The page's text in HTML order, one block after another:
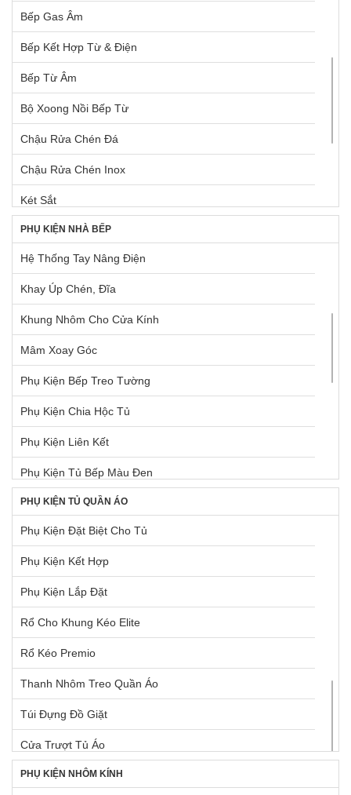
Bếp Gas Âm
Bếp Kết Hợp Từ & Điện
Bếp Từ Âm
Bộ Xoong Nồi Bếp Từ
Chậu Rửa Chén Đá
Chậu Rửa Chén Inox
Két Sắt
Lò Nướng Âm Tủ
Lò Nướng Ngoài Trời
Máy Giặt & Máy Sấy
Máy Hút Mùi Âm Tủ
Máy Hút Mùi Gắn Tường
Máy Pha Cà Phê
Máy Rửa Chén
Máy Xay, Máy Ép Trái Cây
Phụ Kiện Chậu + Máy Hút Mùi
Tủ Lạnh
Vòi Rửa Chén Đá
Vòi Rửa Chén Kim Loại
TỦ LẠNH BOSCH
PHỤ KIỆN NHÀ BẾP
Hệ Thống Tay Nâng Điện
Khay Úp Chén, Đĩa
Khung Nhôm Cho Cửa Kính
Mâm Xoay Góc
Phụ Kiện Bếp Treo Tường
Phụ Kiện Chia Hộc Tủ
Phụ Kiện Liên Kết
Phụ Kiện Tủ Bếp Màu Đen
Pittong Đẩy Cánh Tủ
Ray Hộp Bên Trong Tủ Dưới
Ray Hộp Cho Mặt Hộc Tủ
Ray Hộp Cho Ngăn Kéo Góc
Ray Hộp Dưới Chậu Rửa
Ray Hộp Hafele
Ray Trượt Điện Tự Động
Rổ Chứa Dụng Cụ Vệ Sinh
Rổ Kéo Dùng Cho Tủ Cao
Rổ Kéo Dùng Cho Tủ Dưới
PHỤ KIỆN TỦ QUẦN ÁO
Phụ Kiện Đặt Biệt Cho Tủ
Phụ Kiện Kết Hợp
Phụ Kiện Lắp Đặt
Rổ Cho Khung Kéo Elite
Rổ Kéo Premio
Thanh Nhôm Treo Quần Áo
Túi Đựng Đồ Giặt
Cửa Trượt Tủ Áo
Khay Cho Khung Kéo Elite
PHỤ KIỆN NHÔM KÍNH